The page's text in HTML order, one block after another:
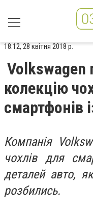
18:12, 28 квітня 2018 р.
Volkswagen
колекцію
смартфонів
Компанія
чохлів для
деталей авто,
розбились.